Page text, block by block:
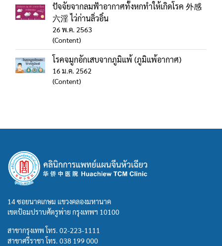
ปัจจัยจากลมฟ้าอากาศทั้งหกทำให้เกิดโรค 外感
六淫 ไว่ก่านลิ่วอิ๋น
26 พ.ค. 2563
(Content)
โรคจมูกอักเสบจากภูมิแพ้ (ภูมิแพ้อากาศ)
16 ม.ค. 2562
(Content)
14 ซอยนาคเกษม แขวงคลองมหานาค
เขตป้อมปราบศัตรูพ่าย กรุงเทพฯ 10100
สาขากรุงเทพ โทร. 02-223-1111
สาขาศรีราชา โทร. 038 199 000